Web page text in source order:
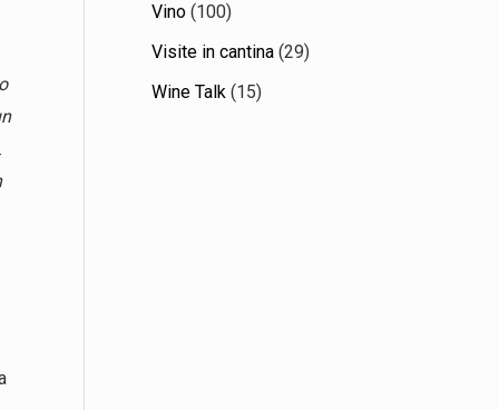
Vino (100)
Visite in cantina (29)
Wine Talk (15)